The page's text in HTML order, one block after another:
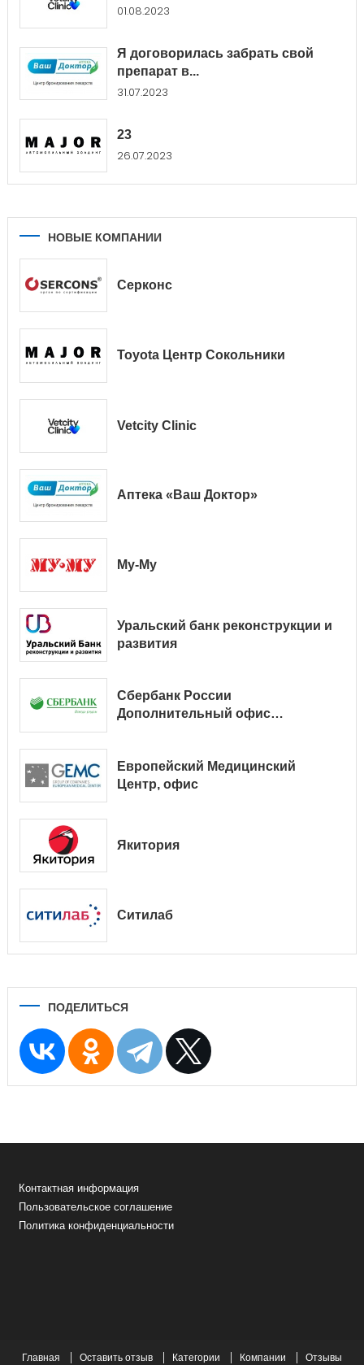
01.08.2023
Я договорилась забрать свой
препарат в...
31.07.2023
23
26.07.2023
НОВЫЕ КОМПАНИИ
Серконс
Toyota Центр Сокольники
Vetcity Clinic
Аптека «Ваш Доктор»
Му-Му
Уральский банк реконструкции и
развития
Сбербанк России
Дополнительный офис
Европейский Медицинский
Центр, офис
Якитория
Ситилаб
ПОДЕЛИТЬСЯ
Контактная информация
Пользовательское соглашение
Политика конфиденциальности
Главная Оставить отзыв Категории Компании Отзывы